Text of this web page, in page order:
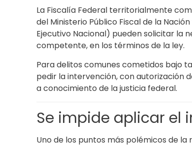
La Fiscalía Federal territorialmente
del Ministerio Público Fiscal de la
Ejecutivo Nacional) pueden solicitar la
competente, en los términos de la ley.
Para delitos comunes cometidos bajo
pedir la intervención, con autorización
a conocimiento de la justicia federal.
Se impide aplicar el
Uno de los puntos más polémicos de la